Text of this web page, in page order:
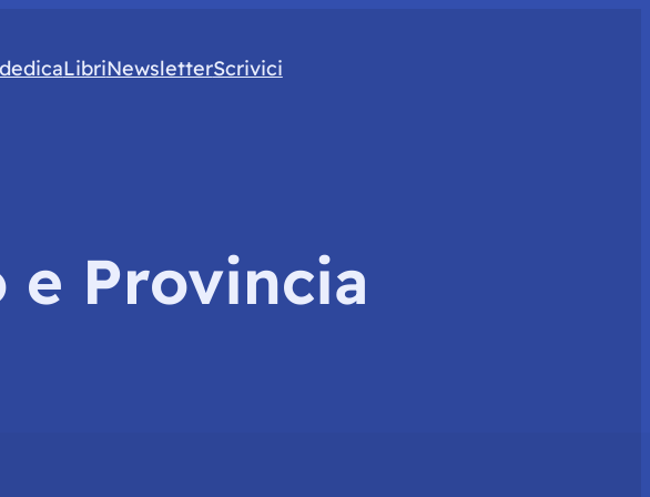
LibriNewsletterScrivici
e Provincia